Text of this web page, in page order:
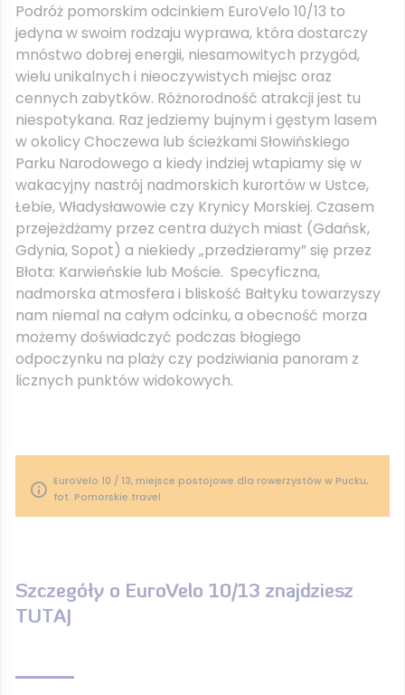
Podróż pomorskim odcinkiem EuroVelo 10/13 to
jedyna w swoim rodzaju wyprawa, która dostarczy
mnóstwo dobrej energii, niesamowitych przygód,
wielu unikalnych i nieoczywistych miejsc oraz
cennych zabytków. Różnorodność atrakcji jest tu
niespotykana. Raz jedziemy bujnym i gęstym lasem
w okolicy Choczewa lub ścieżkami Słowińskiego
Parku Narodowego a kiedy indziej wtapiamy się w
wakacyjny nastrój nadmorskich kurortów w Ustce,
Łebie, Władysławowie czy Krynicy Morskiej. Czasem
przejeżdżamy przez centra dużych miast (Gdańsk,
Gdynia, Sopot) a niekiedy „przedzieramy” się przez
Błota: Karwieńskie lub Moście. Specyficzna,
nadmorska atmosfera i bliskość Bałtyku towarzyszy
nam niemal na całym odcinku, a obecność morza
możemy doświadczyć podczas błogiego
odpoczynku na plaży czy podziwiania panoram z
licznych punktów widokowych.
EuroVelo 10 / 13, miejsce postojowe dla rowerzystów w Pucku,
fot. Pomorskie.travel
Szczegóły o EuroVelo 10/13 znajdziesz
TUTAJ